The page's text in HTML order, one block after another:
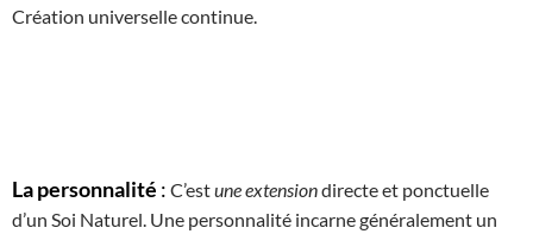
Création universelle continue.
La personnalité : C’estune extensiondirecte et ponctuelle
d’un Soi Naturel. Une personnalité incarne généralement un